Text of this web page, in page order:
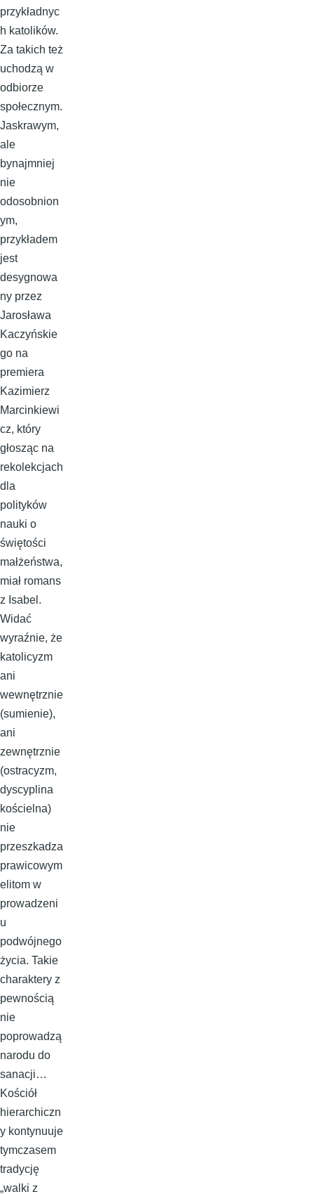
przykładnyc
h katolików.
Za takich też
uchodzą w
odbiorze
społecznym.
Jaskrawym,
ale
bynajmniej
nie
odosobnion
ym,
przykładem
jest
desygnowa
ny przez
Jarosława
Kaczyńskie
go na
premiera
Kazimierz
Marcinkiewi
cz, który
głosząc na
rekolekcjach
dla
polityków
nauki o
świętości
małżeństwa,
miał romans
z Isabel.
Widać
wyraźnie, że
katolicyzm
ani
wewnętrznie
(sumienie),
ani
zewnętrznie
(ostracyzm,
dyscyplina
kościelna)
nie
przeszkadza
prawicowym
elitom w
prowadzeni
u
podwójnego
życia. Takie
charaktery z
pewnością
nie
poprowadzą
narodu do
sanacji…
Kościół
hierarchiczn
y kontynuuje
tymczasem
tradycję
„walki z